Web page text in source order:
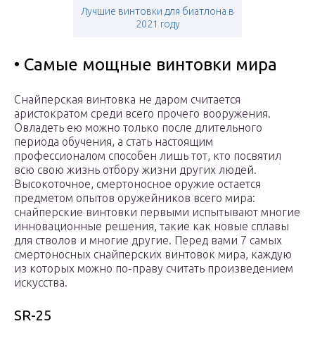
Лучшие винтовки для биатлона в
2021 году
• Самые мощные винтовки мира
Снайперская винтовка не даром считается
аристократом среди всего прочего вооружения.
Овладеть ею можно только после длительного
периода обучения, а стать настоящим
профессионалом способен лишь тот, кто посвятил
всю свою жизнь отбору жизни других людей.
Высокоточное, смертоносное оружие остается
предметом опытов оружейников всего мира:
снайперские винтовки первыми испытывают многие
инновационные решения, такие как новые сплавы
для стволов и многие другие. Перед вами 7 самых
смертоносных снайперских винтовок мира, каждую
из которых можно по-праву считать произведением
искусства.
SR-25